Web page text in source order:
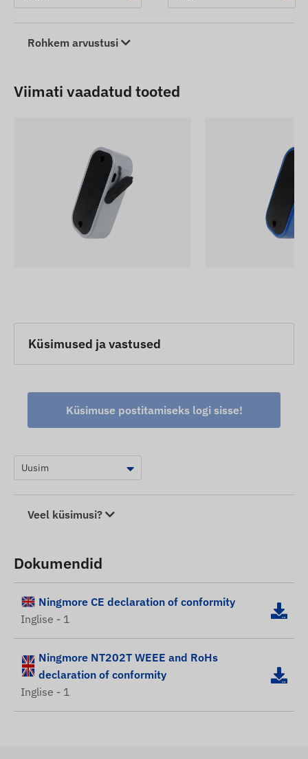
Rohkem arvustusi
Viimati vaadatud tooted
Küsimused ja vastused
Küsimuse postitamiseks logi sisse!
Veel küsimusi?
Dokumendid
Ningmore CE declaration of conformity
Inglise - 1
Ningmore NT202T WEEE and RoHs
declaration of conformity
Inglise - 1